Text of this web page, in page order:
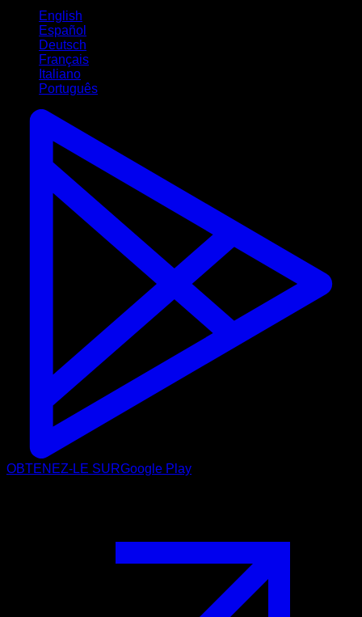
English
Español
Deutsch
Français
Italiano
Português
OBTENEZ-LE SURGoogle Play